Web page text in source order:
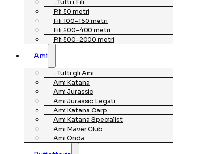
…Tutti i Fili
Fili 50 metri
Fili 100-150 metri
Fili 200-400 metri
Fili 500-2000 metri
Ami
…Tutti gli Ami
Ami Katana
Ami Jurassic
Ami Jurassic Legati
Ami Katana Carp
Ami Katana Specialist
Ami Maver Club
Ami Onda